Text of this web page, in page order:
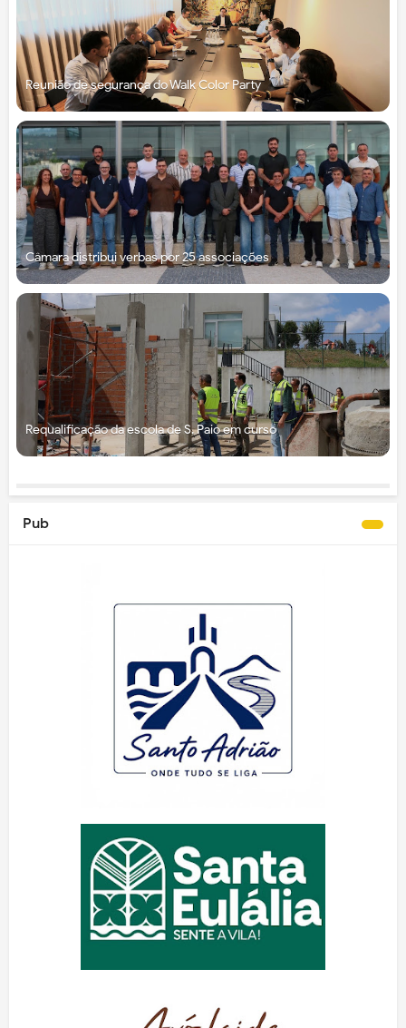
Reunião de segurança do Walk Color Party
Câmara distribui verbas por 25 associações
Requalificação da escola de S. Paio em curso
Pub